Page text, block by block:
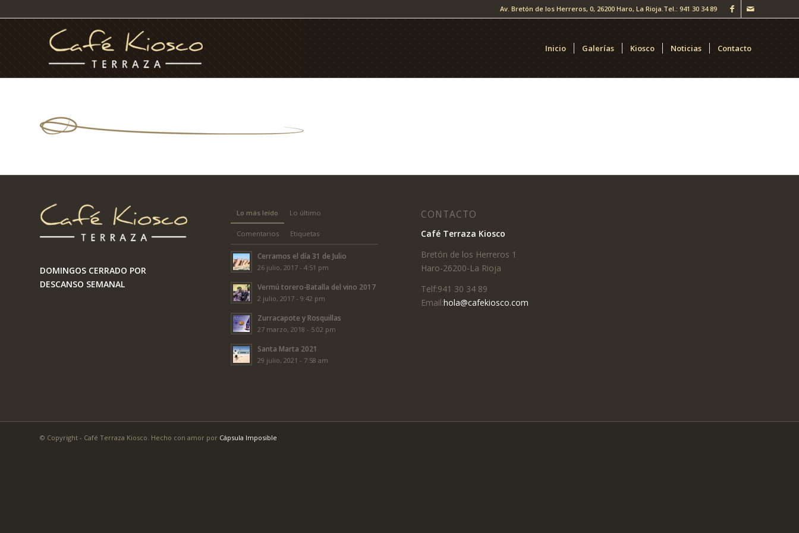
Av. Bretón de los Herreros, 0, 26200 Haro, La Rioja.Tel.: 941 30 34 89
Inicio Galerías Kiosco Noticias Contacto
DOMINGOS CERRADO POR
DESCANSO SEMANAL
Lo más leído Lo último
Comentarios Etiquetas
Cerramos el día 31 de Julio
26 julio, 2017 - 4:51 pm
Vermú torero-Batalla del vino 2017
2 julio, 2017 - 9:42 pm
Zurracapote y Rosquillas
27 marzo, 2018 - 5:02 pm
Santa Marta 2021
29 julio, 2021 - 7:58 am
CONTACTO
Café Terraza Kiosco
Bretón de los Herreros 1
Haro-26200-La Rioja
Telf:941 30 34 89
Email:hola@cafekiosco.com
© Copyright - Café Terraza Kiosco. Hecho con amor por Cápsula Imposible